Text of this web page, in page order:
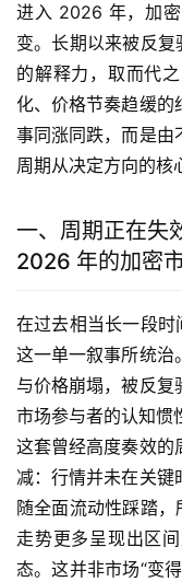
进入 2026 年，加
变。长期以来被反复
的解释力，取而代
化、价格节奏趋缓的
事同涨同跌，而是由
周期从决定方向的核
一、周期正在失
2026 年的加密
在过去相当长一段时
这一单一叙事所统治
与价格崩塌，被反复
市场参与者的认知惯
这套曾经高度奏效的
减：行情并未在关键
随全面流动性踩踏，
走势更多呈现出区
态。这并非市场“变